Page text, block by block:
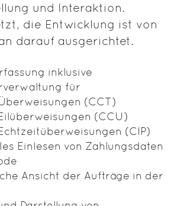
und Interaktion.
die Entwicklung ist von
darauf ausgerichtet.
inklusive
für
(CCT)
(CCU)
(CIP)
Einlesen von Zahlungsdaten
Ansicht der Aufträge in der